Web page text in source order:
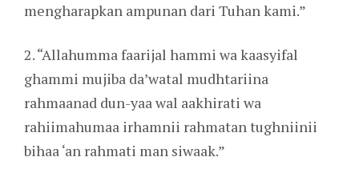
mengharapkan ampunan dari Tuhan kami.”
2. “Allahumma faarijal hammi wa kaasyifal
ghammi mujiba da’watal mudhtariina
rahmaanad dun-yaa wal aakhirati wa
rahiimahumaa irhamnii rahmatan tughniinii
bihaa ‘an rahmati man siwaak.”